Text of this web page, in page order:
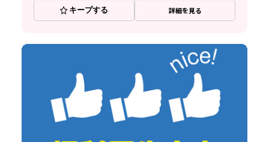
キープする 詳細を見る